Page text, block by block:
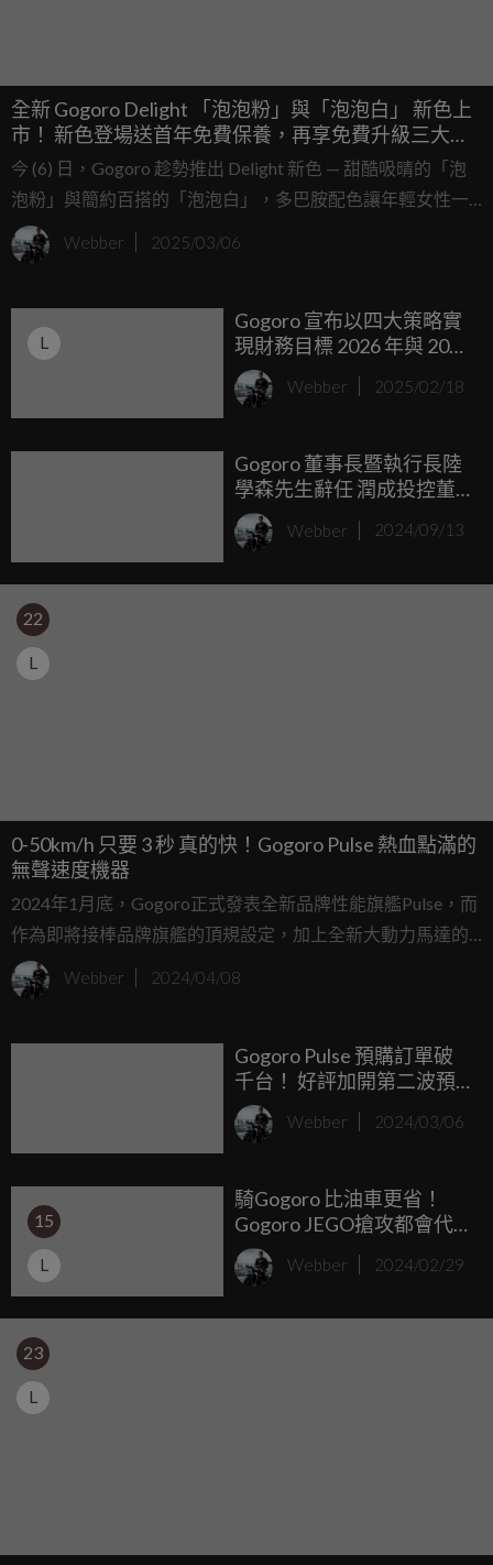
全新 Gogoro Delight 「泡泡粉」與「泡泡白」 新色上
市！ 新色登場送首年免費保養，再享免費升級三大智
慧功能，回饋最高折約 $14,000 元！
今 (6) 日，Gogoro 趁勢推出 Delight 新色 — 甜酷吸晴的「泡
泡粉」與簡約百搭的「泡泡白」，多巴胺配色讓年輕女性一
眼就愛上。
Webber 2025/03/06
L
Gogoro 宣布以四大策略實
現財務目標 2026 年與 2028
年分別達到能源事業與車
輛事業損益兩平 第二季推
Webber 2025/02/18
Gogoro 董事長暨執行長陸
學森先生辭任 潤成投控董
事長暨潤泰集團法務長曾
達夢接任董事長，Gogoro
理執行長
Webber 2024/09/13
22
L
0-50km/h 只要 3 秒 真的快！Gogoro Pulse 熱血點滿的
無聲速度機器
2024年1月底，Gogoro正式發表全新品牌性能旗艦Pulse，而
作為即將接棒品牌旗艦的頂規設定，加上全新大動力馬達的
搭配下究竟有多厲害？近期Gogoro特別邀請媒體在正式上市
前來到飛行場內，在最安全的輕航機跑道上，盡情體驗原廠
包機車鑰匙功能，科技解鎖，提升使用便利性
Webber 2024/04/08
Gogoro Pulse 預購訂單破
千台！ 好評加開第二波預
購至 3/31，三版本規配公
布 建議售價10.98萬元起
Webber 2024/03/06
15
L
騎Gogoro 比油車更省！
Gogoro JEGO搶攻都會代
步市場 騎500公里 兩百元
有找！Webber 2024/02/29
23
L